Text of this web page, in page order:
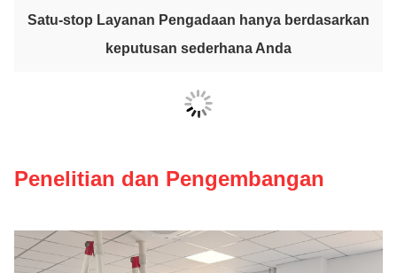
Satu-stop Layanan Pengadaan hanya berdasarkan
keputusan sederhana Anda
Penelitian dan Pengembangan